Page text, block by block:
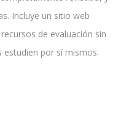
Incluye un sitio web
de evaluación sin
por sí mismos.